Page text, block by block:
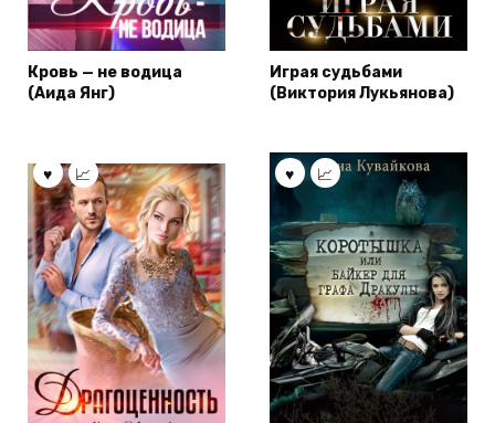
Кровь — не водица
(Аида Янг)
Играя судьбами
(Виктория Лукьянова)